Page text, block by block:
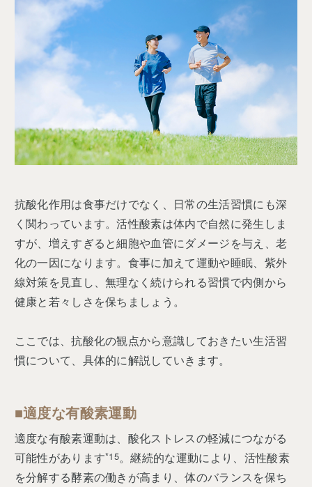
抗酸化作用は食事だけでなく、日常の生活習慣にも深
く関わっています。活性酸素は体内で自然に発生しま
すが、増えすぎると細胞や血管にダメージを与え、老
化の一因になります。食事に加えて運動や睡眠、紫外
線対策を見直し、無理なく続けられる習慣で内側から
健康と若々しさを保ちましょう。
ここでは、抗酸化の観点から意識しておきたい生活習
慣について、具体的に解説していきます。
■適度な有酸素運動
適度な有酸素運動は、酸化ストレスの軽減につながる
可能性があります*15。継続的な運動により、活性酸素
を分解する酵素の働きが高まり、体のバランスを保ち